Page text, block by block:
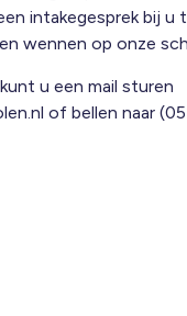
intakegesprek bij u
wennen op onze
u een mail sturen
of bellen naar